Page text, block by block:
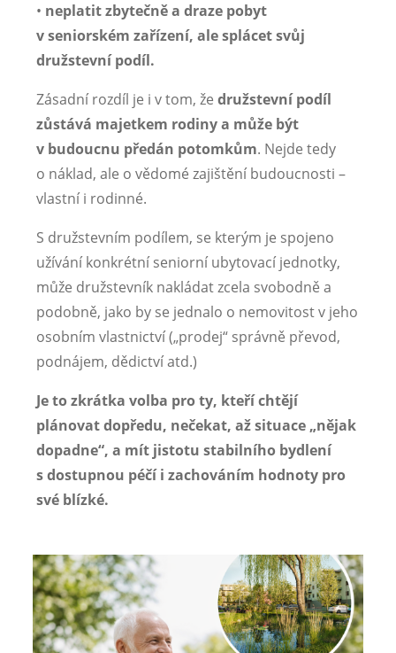
• neplatit zbytečně a draze pobyt
v seniorském zařízení, ale splácet svůj
družstevní podíl.
Zásadní rozdíl je i v tom, že družstevní podíl
zůstává majetkem rodiny a může být
v budoucnu předán potomkům. Nejde tedy
o náklad, ale o vědomé zajištění budoucnosti –
vlastní i rodinné.
S družstevním podílem, se kterým je spojeno
užívání konkrétní seniorní ubytovací jednotky,
může družstevník nakládat zcela svobodně a
podobně, jako by se jednalo o nemovitost v jeho
osobním vlastnictví („prodej“ správně převod,
podnájem, dědictví atd.)
Je to zkrátka volba pro ty, kteří chtějí
plánovat dopředu, nečekat, až situace „nějak
dopadne“, a mít jistotu stabilního bydlení
s dostupnou péčí i zachováním hodnoty pro
své blízké.